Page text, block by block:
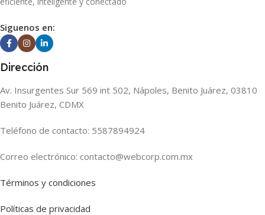
Siguenos en:
Dirección
Av. Insurgentes Sur 569 int 502, Nápoles, Benito Juárez, 03810
Benito Juárez, CDMX
Teléfono de contacto: 5587894924
Correo electrónico: contacto@webcorp.com.mx
Términos y condiciones
Políticas de privacidad